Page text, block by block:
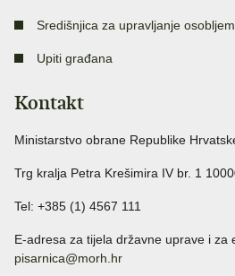
Središnjica za upravljanje osobljem
Upiti građana
Kontakt
Ministarstvo obrane Republike
Trg kralja Petra Krešimira IV br. 1
Tel: +385 (1) 4567 111
E-adresa za tijela državne uprave i za
pisarnica@morh.hr